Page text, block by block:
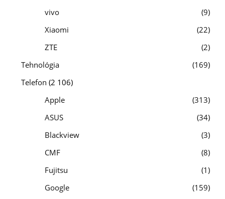
vivo
9
Xiaomi
22
ZTE
2
Tehnológia
169
Telefon (2 106)
Apple
313
ASUS
34
Blackview
3
CMF
8
Fujitsu
1
Google
159